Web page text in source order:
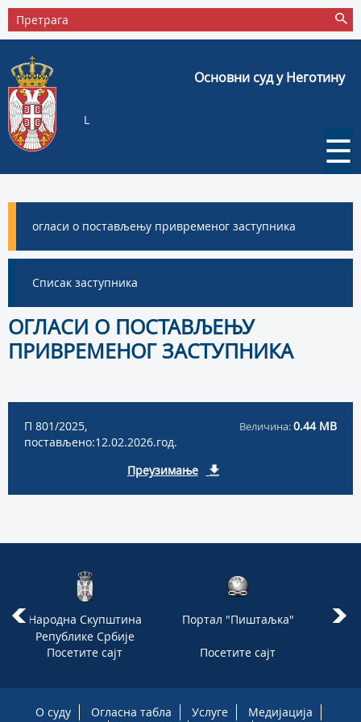
Основни суд у Неготину
L
☰
огласи о постављењу привременог заступника
Списак заступника
ОГЛАСИ О ПОСТАВЉЕЊУ
ПРИВРЕМЕНОГ ЗАСТУПНИКА
П 801/2025,
постављено:12.02.2026.год.
Величина:0.44 MB
Преузимање
Народна Скупштина
Републике Србије
Посетите сајт
Портал "Пиштаљка"
Посетите сајт
О суду Огласна табла Услуге
Медијација